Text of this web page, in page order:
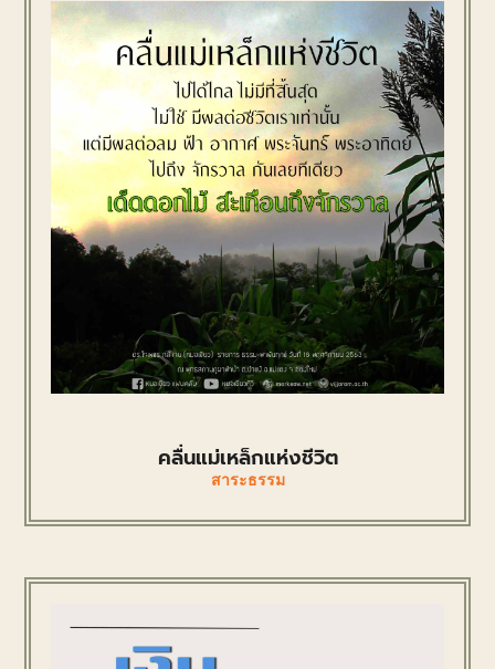
คลื่นแม่เหล็กแห่งชีวิต
สาระธรรม